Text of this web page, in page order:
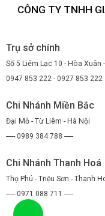
CÔNG TY TNHH
Trụ sở chính
Số 5 Liêm Lạc 10 - Hòa Xuân
0947 853 222 - 0927 853 222
Chi Nhánh Miền Bắc
Đại Mỗ - Từ Liêm - Hà Nội
----- 0989 384 788 -----
Chi Nhánh Thanh Hoá
Thọ Phú - Triệu Sơn - Thanh
----- 0971 088 711 -----